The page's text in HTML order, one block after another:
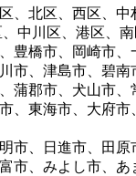
、北区、西区、中
中川区、港区、
豊橋市、岡崎市
市、津島市、碧南
蒲郡市、犬山市、
、東海市、大府市
市、日進市、田原
市、みよし市、あ